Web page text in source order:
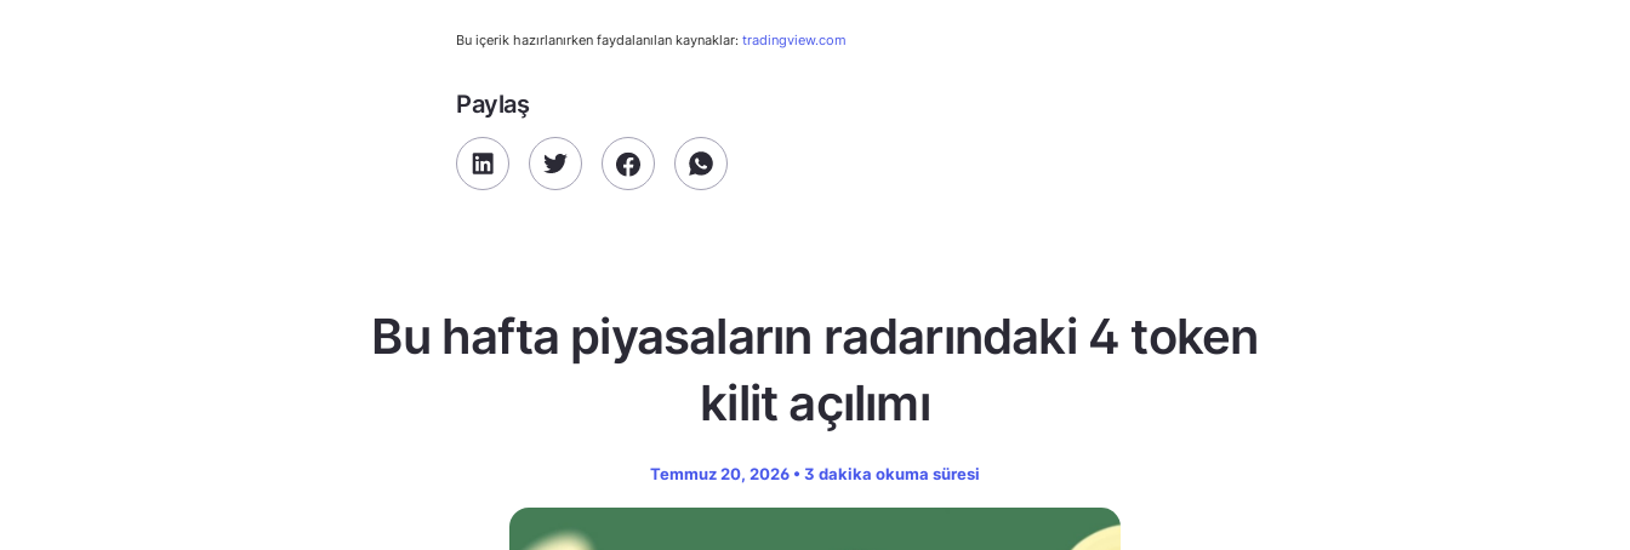
Bu içerik hazırlanırken faydalanılan kaynaklar: tradingview.com
Paylaş
Bu hafta piyasaların radarındaki 4 token
kilit açılımı
Temmuz 20, 2026 • 3 dakika okuma süresi